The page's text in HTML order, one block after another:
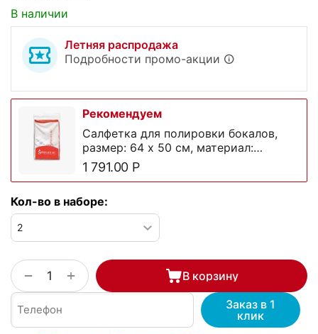
В наличии
Летняя распродажа
Подробности промо-акции
Рекомендуем
Салфетка для полировки бокалов,
размер: 64 х 50 см, материал:
микрофибра, 0000149, Spiegelau
1 791.00 Р
Кол-во в наборе:
+
−
В корзину
Заказ в 1
клик